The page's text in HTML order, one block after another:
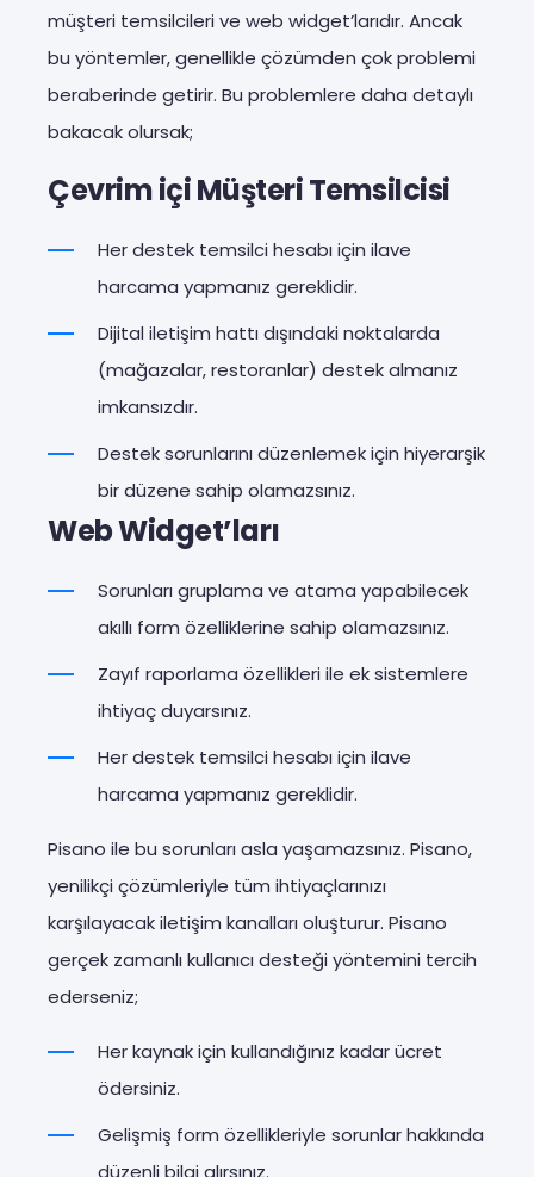
müşteri temsilcileri ve web widget’larıdır. Ancak
bu yöntemler, genellikle çözümden çok problemi
beraberinde getirir. Bu problemlere daha detaylı
bakacak olursak;
Çevrim içi Müşteri Temsilcisi
Her destek temsilci hesabı için ilave
harcama yapmanız gereklidir.
Dijital iletişim hattı dışındaki noktalarda
(mağazalar, restoranlar) destek almanız
imkansızdır.
Destek sorunlarını düzenlemek için hiyerarşik
bir düzene sahip olamazsınız.
Web Widget’ları
Sorunları gruplama ve atama yapabilecek
akıllı form özelliklerine sahip olamazsınız.
Zayıf raporlama özellikleri ile ek sistemlere
ihtiyaç duyarsınız.
Her destek temsilci hesabı için ilave
harcama yapmanız gereklidir.
Pisano ile bu sorunları asla yaşamazsınız. Pisano,
yenilikçi çözümleriyle tüm ihtiyaçlarınızı
karşılayacak iletişim kanalları oluşturur. Pisano
gerçek zamanlı kullanıcı desteği yöntemini tercih
ederseniz;
Her kaynak için kullandığınız kadar ücret
ödersiniz.
Gelişmiş form özellikleriyle sorunlar hakkında
düzenli bilgi alırsınız.